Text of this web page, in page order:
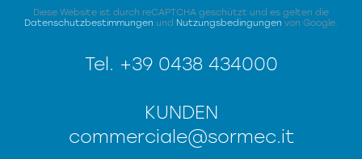
Diese Website ist durch reCAPTCHA geschützt und es gelten die
Datenschutzbestimmungen und Nutzungsbedingungen von Google.
Tel. +39 0438 434000
KUNDEN
commerciale@sormec.it